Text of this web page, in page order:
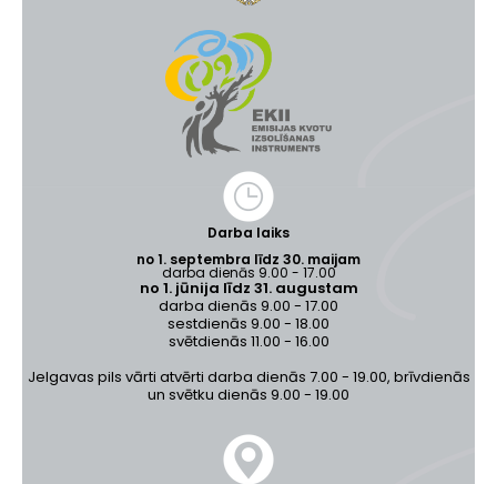
Darba laiks
no 1. septembra līdz 30. maijam
darba dienās 9.00 - 17.00
no 1. jūnija līdz 31. augustam
darba dienās 9.00 - 17.00
sestdienās 9.00 - 18.00
svētdienās 11.00 - 16.00
Jelgavas pils vārti atvērti darba dienās 7.00 - 19.00, brīvdienās
un svētku dienās 9.00 - 19.00